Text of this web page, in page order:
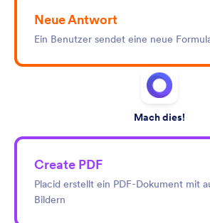
Neue Antwort
Ein Benutzer sendet eine neue
Mach dies!
Create PDF
Placid erstellt ein PDF-Dokument mit
Bildern